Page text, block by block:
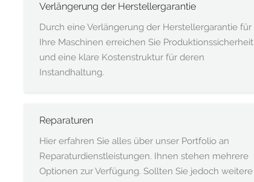
Verlängerung der Herstellergarantie
Durch eine Verlängerung der Herstellergarantie für
Ihre Maschinen erreichen Sie Produktionssicherheit
und eine klare Kostenstruktur für deren
Instandhaltung.
Reparaturen
Hier erfahren Sie alles über unser Portfolio an
Reparaturdienstleistungen. Ihnen stehen mehrere
Optionen zur Verfügung. Sollten Sie jedoch weitere